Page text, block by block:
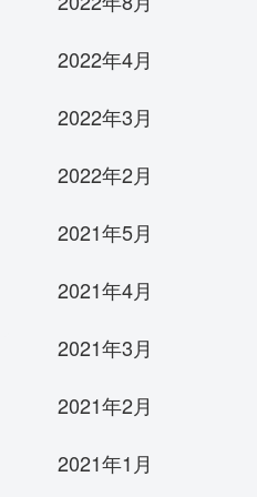
2022年4月
2022年3月
2022年2月
2021年5月
2021年4月
2021年3月
2021年2月
2021年1月